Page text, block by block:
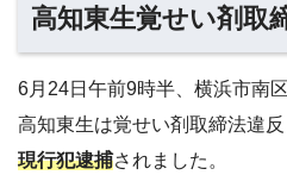
高知東生覚せい剤取
6月24日午前9時半、横浜市南
高知東生は覚せい剤取締法違
現行犯逮捕されました。